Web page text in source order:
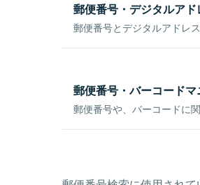
郵便番号・デジタルア
郵便番号とデジタルアドレ
郵便番号・バーコード
郵便番号や、バーコードに